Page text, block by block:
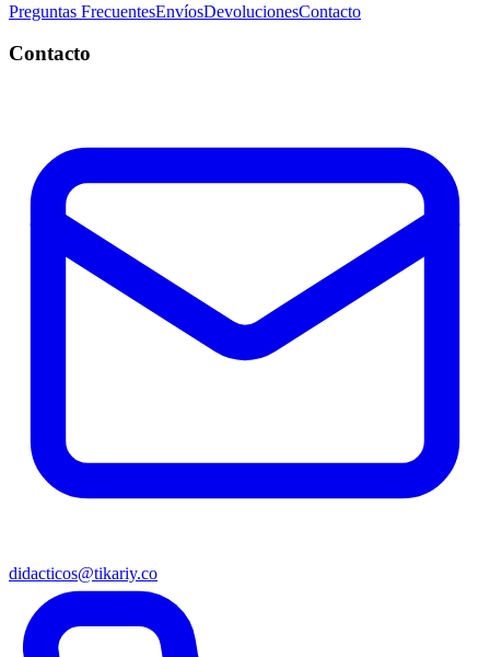
Preguntas FrecuentesEnvíosDevolucionesContacto
Contacto
didacticos@tikariy.co